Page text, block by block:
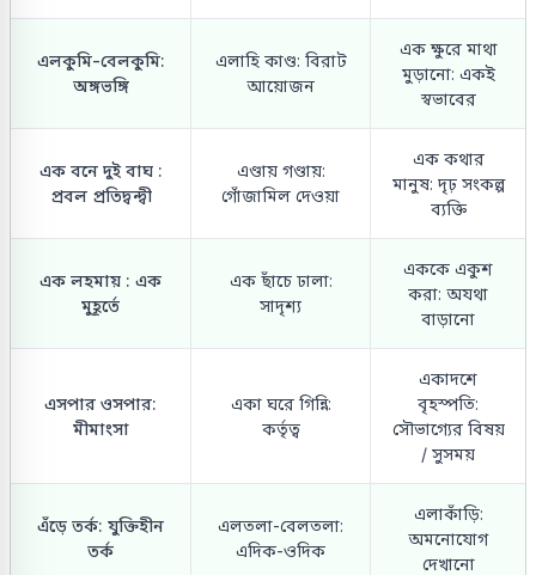
এলকুমি-বেলকুমি:
অঙ্গভঙ্গি
এলাহি কাণ্ড: বিরাট
আয়োজন
এক ক্ষুরে মাথা
মুড়ানো: একই
স্বভাবের
এক বনে দুই বাঘ :
প্রবল প্রতিদ্বন্দ্বী
এণ্ডায় গণ্ডায়:
গোঁজামিল দেওয়া
এক কথার
মানুষ: দৃঢ় সংকল্প
ব্যক্তি
এক লহমায় : এক
মুহূর্তে
এক ছাঁচে ঢালা:
সাদৃশ্য
এককে একুশ
করা: অযথা
বাড়ানো
এসপার ওসপার:
মীমাংসা
একা ঘরে গিন্নি:
কর্তৃত্ব
একাদশে
বৃহস্পতি:
সৌভাগ্যের বিষয়
/ সুসময়
এঁড়ে তর্ক: যুক্তিহীন
তর্ক
এলতলা-বেলতলা:
এদিক-ওদিক
এলাকাঁড়ি:
অমনোযোগ
দেখানো